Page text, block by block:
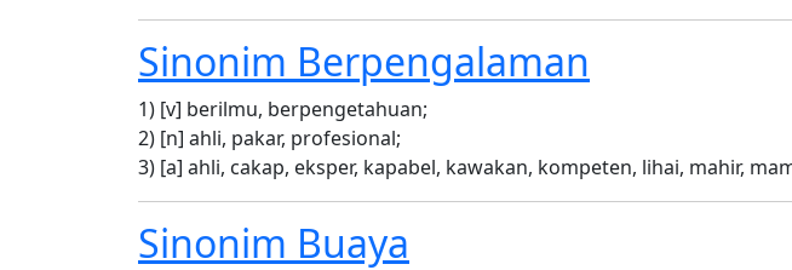
Sinonim Berpengalaman
1) [v] berilmu, berpengetahuan;
2) [n] ahli, pakar, profesional;
3) [a] ahli, cakap, eksper, kapabel, kawakan, kompeten, lihai, mahir,
Sinonim Buaya